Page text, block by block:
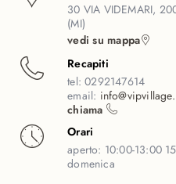
30 VIA VIDEMARI,
(MI)
vedi su mappa
Recapiti
tel:0292147614
email:
chiama
Orari
aperto: 10:00-13:00
domenica